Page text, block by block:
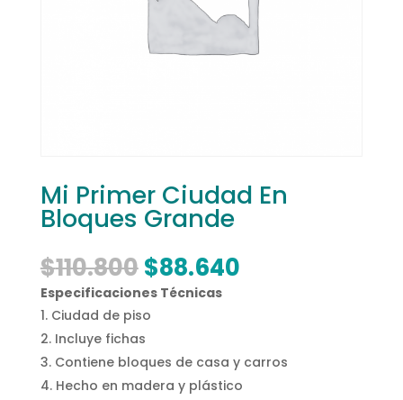
Mi Primer Ciudad En
Bloques Grande
$110.800 El
precio
original
era:
$110.800.
$88.640El
Especificaciones Técnicas
Ciudad de piso
Incluye fichas
Contiene bloques de casa y carros
Hecho en madera y plástico